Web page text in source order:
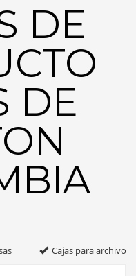
DE
DE
Cajas para archivo